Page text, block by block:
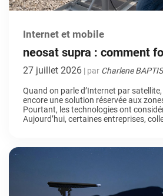
Internet et mobile
neosat supra : comment
solution de connexion
27 juillet 2026 | par Charlene
Quand on parle d’Internet par
encore une solution réservée aux
Pourtant, les technologies ont
Aujourd’hui, certaines entreprises,
connectivité. Pourquoi ? Parce